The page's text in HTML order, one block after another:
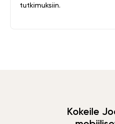
tutkimuksiin.
Kokeile